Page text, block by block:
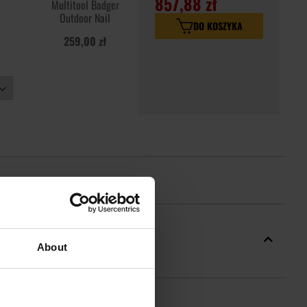
About
Multitool Badger
Outdoor Nail
259,00 zł
DO KOSZYKA